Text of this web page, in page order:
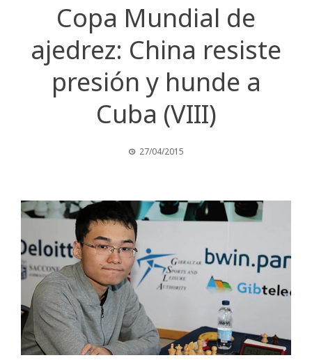
Copa Mundial de
ajedrez: China resiste
presión y hunde a
Cuba (VIII)
27/04/2015